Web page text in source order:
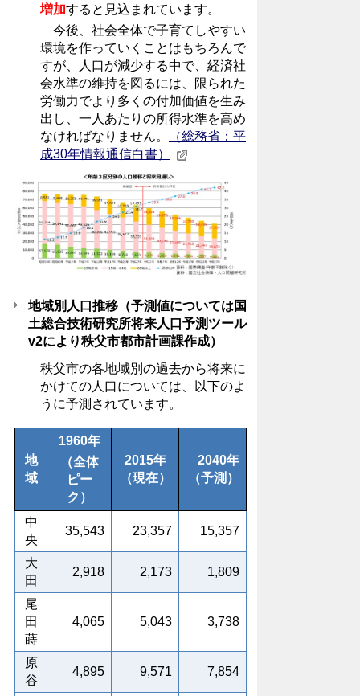
増加すると見込まれています。
今後、社会全体で子育てしやすい
環境を作っていくことはもちろんで
すが、人口が減少する中で、経済社
会水準の維持を図るには、限られた
労働力でより多くの付加価値を生み
出し、一人あたりの所得水準を高め
なければなりません。
（総務省：平
成30年情報通信白書）
地域別人口推移（予測値については国
土総合技術研究所将来人口予測ツール
v2により秩父市都市計画課作成）
秩父市の各地域別の過去から将来に
かけての人口については、以下のよ
うに予測されています。
地
域
1960年
（全体
ピー
ク）
2015年
（現在）
2040年
（予測）
中
央
35,543 23,357 15,357
大
田
2,918 2,173 1,809
尾
田
蒔
4,065 5,043 3,738
原
谷
4,895 9,571 7,854